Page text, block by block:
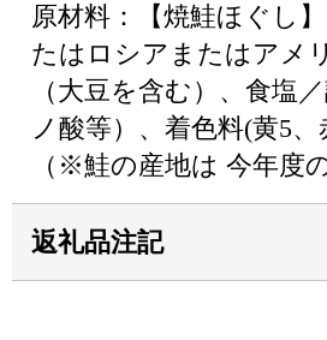
原材料：【焼鮭ほぐし
たはロシアまたはアメ
（大豆を含む）、食塩
ノ酸等）、着色料(黄5、
（※鮭の産地は 今年度
返礼品注記